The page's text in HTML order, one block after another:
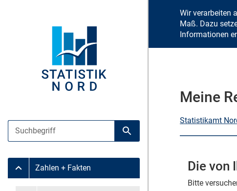
Suche
Suche starten
Untermenü Zahlen + Fakten
Zahlen + Fakten
Wir verarbeiten
Maß. Dazu
Informationen
Meine
Statistikamt
Die von
Bitte